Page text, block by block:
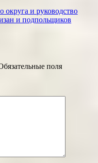
и руководство
и подпольщиков
поля